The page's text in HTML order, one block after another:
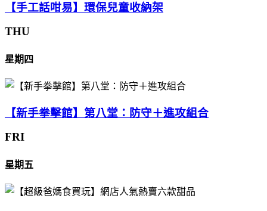
【手工話咁易】環保兒童收納架
THU
星期四
【新手拳擊館】第八堂：防守＋進攻組合
FRI
星期五